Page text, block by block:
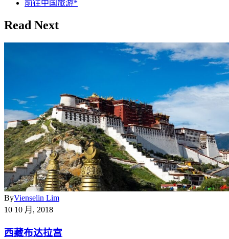
前往中国旅游*
Read Next
ByVienselin Lim
10 10 月, 2018
西藏布达拉宫